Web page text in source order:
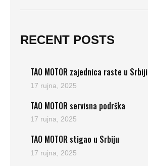
RECENT POSTS
TAO MOTOR zajednica raste u Srbiji
17 rujna, 2025
TAO MOTOR servisna podrška
17 rujna, 2025
TAO MOTOR stigao u Srbiju
17 rujna, 2025